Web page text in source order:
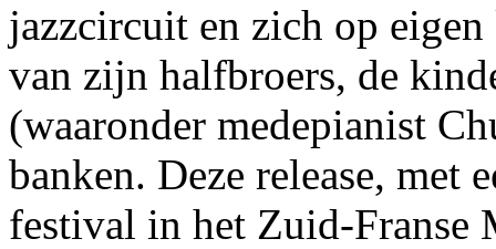
jazzcircuit en zich op
van zijn halfbroers, de
(waaronder medepianist
banken. Deze release, met
festival in het Zuid-Franse